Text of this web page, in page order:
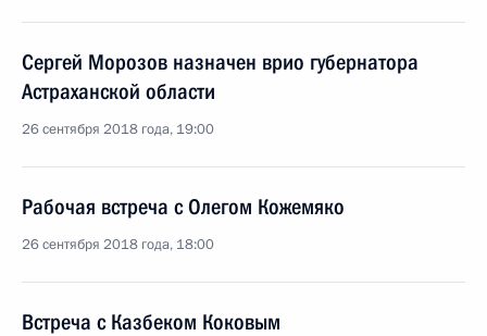
Сергей Морозов назначен врио губернатора
Астраханской области
26 сентября 2018 года, 19:00
Рабочая встреча с Олегом Кожемяко
26 сентября 2018 года, 18:00
Встреча с Казбеком Коковым